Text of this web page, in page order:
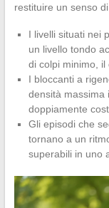
restituire un senso
I livelli situati nei
un livello tondo
di colpi minimo, il
I bloccanti a
densità massima
doppiamente
Gli episodi che
tornano a un
superabili in uno